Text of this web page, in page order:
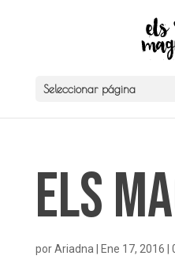
Seleccionar página
Els
porAriadna Ene 17, 2016